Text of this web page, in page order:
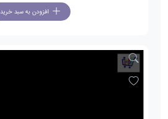
افزودن به سبد خرید